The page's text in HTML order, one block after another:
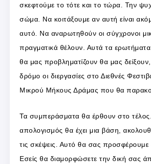
σκεφτούμε το τότε και το τώρα. Την
σώμα. Να κοιτάξουμε αν αυτή είναι
αυτό. Να αναρωτηθούν οι σύγχρονοι
πραγματικά θέλουν. Αυτά τα
θα μας προβληματίζουν θα μας
δρόμο οι διεργασίες στο Διεθνές
Μικρού Μήκους Δράμας που θα
Τα συμπεράσματα θα έρθουν στο
απολογισμός θα έχει μια βάση,
τις σκέψεις. Αυτό θα σας προσφέρουμε
Εσείς θα διαμορφώσετε την δική σας